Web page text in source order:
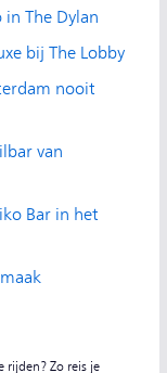
The Dylan
bij The Lobby
nooit
van
Bar in het
rijden? Zo reis je